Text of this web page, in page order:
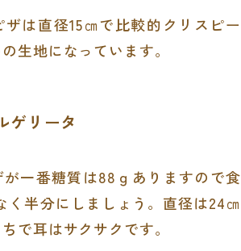
ザは直径15㎝で比較的クリスピー
生地になっています。
ゲリータ
一番糖質は88 ｇありますので食
く半分にしましょう。直径は24㎝
で耳はサクサクです。